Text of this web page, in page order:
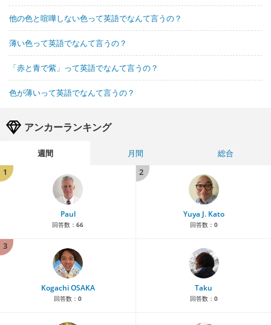
他の色と喧嘩しない色って英語でなんて言うの？
薄い色って英語でなんて言うの？
「赤と青で紫」って英語でなんて言うの？
色が薄いって英語でなんて言うの？
アンカーランキング
週間 月間
総合
1
Paul
回答数： 66
2
Yuya J. Kato
回答数： 0
3
Kogachi OSAKA
回答数： 0
Taku
回答数： 0